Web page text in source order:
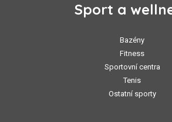
Sport a
Bazény
Fitness
Sportovní centra
Tenis
Ostatní sporty